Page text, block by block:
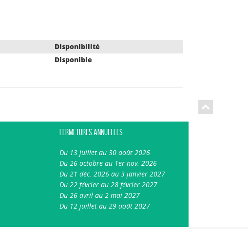
Disponibilité
Disponible
Fermetures annuelles
Du 13 juillet au 30 août 2026
Du 26 octobre au 1er nov. 2026
Du 21 déc. 2026 au 3 janvier 2027
Du 22 février au 28 février 2027
Du 26 avril au 2 mai 2027
Du 12 juillet au 29 août 2027